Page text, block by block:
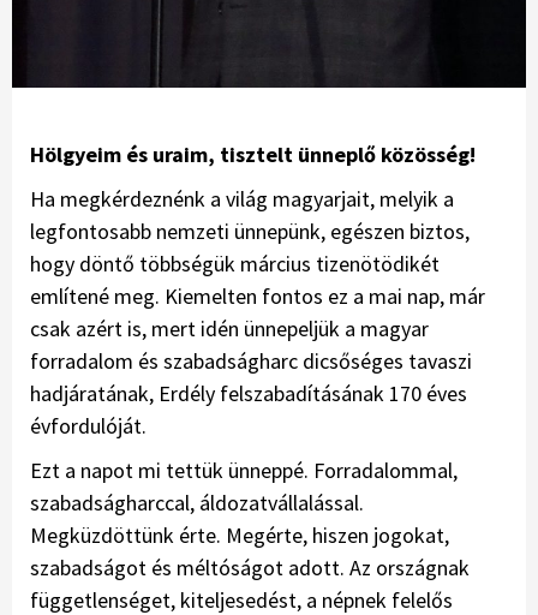
Hölgyeim és uraim, tisztelt ünneplő közösség!
Ha megkérdeznénk a világ magyarjait, melyik a
legfontosabb nemzeti ünnepünk, egészen biztos,
hogy döntő többségük március tizenötödikét
említené meg. Kiemelten fontos ez a mai nap, már
csak azért is, mert idén ünnepeljük a magyar
forradalom és szabadságharc dicsőséges tavaszi
hadjáratának, Erdély felszabadításának 170 éves
évfordulóját.
Ezt a napot mi tettük ünneppé. Forradalommal,
szabadságharccal, áldozatvállalással.
Megküzdöttünk érte. Megérte, hiszen jogokat,
szabadságot és méltóságot adott. Az országnak
függetlenséget, kiteljesedést, a népnek felelős